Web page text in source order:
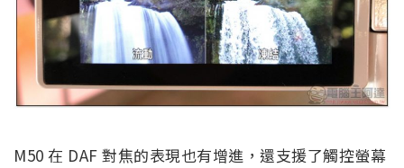
M50 在 DAF 對焦的表現也有增進，還支援了觸控螢幕